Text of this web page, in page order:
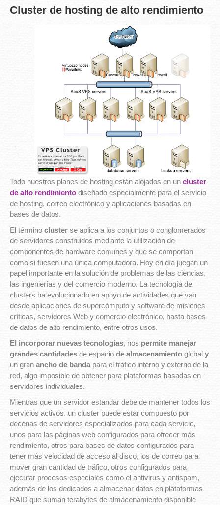
Cluster de hosting de alto rendimiento
Todo nuestros planes de hosting están alojados en un cluster
de alto rendimiento diseñado especialmente para el servicio
de hosting, correo electrónico y aplicaciones basadas en
bases de datos.
El término cluster se aplica a los conjuntos o conglomerados
de servidores construidos mediante la utilización de
componentes de hardware comunes y que se comportan
como si fuesen una única computadora. Hoy en día juegan un
papel importante en la solución de problemas de las ciencias,
las ingenierías y del comercio moderno. La tecnología de
clusters ha evolucionado en apoyo de actividades que van
desde aplicaciones de supercómputo y software de misiones
críticas, servidores Web y comercio electrónico, hasta bases
de datos de alto rendimiento, entre otros usos.
El incorporar nuevas tecnologías, nos permite manejar
grandes cantidades de espacio de almacenamiento global y
un gran ancho de banda para el tráfico interno y externo de la
red, algo imposible de obtener para plataformas basadas en
servidores individuales.
Mientras que un servidor estandar debe de mantener todos los
servicios activos, un cluster puede estar compuesto por
decenas de servidores especializados para cada servicio,
unos para las páginas web configurados para ofrecer más
rendimiento, otros para bases de datos configurados para
tener más velocidad de acceso al disco, los de correo para
mover gran cantidad de tráfico, otros configurados para
ejecutar procesos especiales como el antivirus y antispam,
además de los dedicados a almacenar datos en plataformas
RAID que suman terabytes de almacenamiento disponible